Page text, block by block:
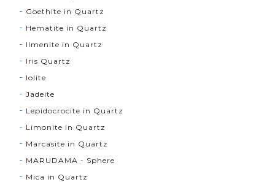
Goethite in Quartz
Hematite in Quartz
Ilmenite in Quartz
Iris Quartz
Iolite
Jadeite
Lepidocrocite in Quartz
Limonite in Quartz
Marcasite in Quartz
MARUDAMA - Sphere
Mica in Quartz